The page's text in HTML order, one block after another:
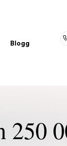
Blogg
250